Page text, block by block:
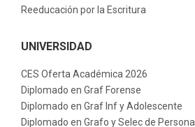
Reeducación por la Escritura
UNIVERSIDAD
CES Oferta Académica 2026
Diplomado en Graf Forense
Diplomado en Graf Inf y Adolescente
Diplomado en Grafo y Selec de Personal